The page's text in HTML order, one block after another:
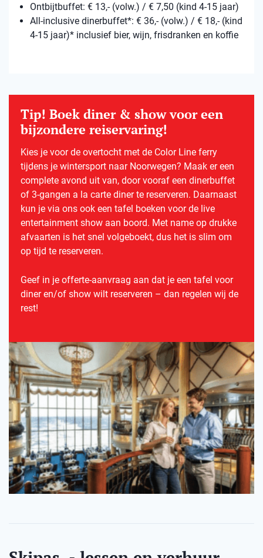
Ontbijtbuffet: € 13,- (volw.) / € 7,50 (kind 4-15 jaar)
All-inclusive dinerbuffet*: € 36,- (volw.) / € 18,- (kind
4-15 jaar)* inclusief bier, wijn, frisdranken en koffie
Tip! Boek diner & show voor een
bijzondere reiservaring!
Kies je voor de overtocht met de Color Line ferry
tijdens je wintersport naar Noorwegen? Maak er een
complete avond uit van, door vooraf een dinerbuffet
of 3-gangen a la carte diner te reserveren. Daarnaast
kun je via ons ook een tafel boeken voor de live
entertainment show aan boord. Met name op drukke
afvaarten is het snel volgeboekt, dus het is slim om
op tijd te reserveren.
Geef in je offerte-aanvraag aan dat je een tafel voor
diner en/of show wilt reserveren – dan regelen wij de
rest!